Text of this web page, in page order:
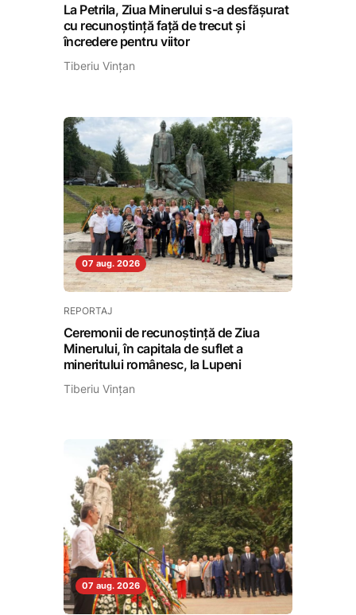
La Petrila, Ziua Minerului s-a desfășurat
cu recunoștință față de trecut și
încredere pentru viitor
Tiberiu Vințan
07 aug. 2026
REPORTAJ
Ceremonii de recunoștință de Ziua
Minerului, în capitala de suflet a
mineritului românesc, la Lupeni
Tiberiu Vințan
07 aug. 2026